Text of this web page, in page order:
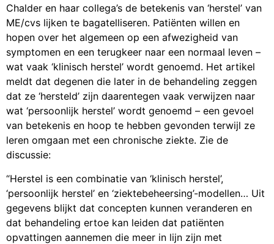
Chalder en haar collega’s de betekenis van ‘herstel’ van
ME/cvs lijken te bagatelliseren. Patiënten willen en
hopen over het algemeen op een afwezigheid van
symptomen en een terugkeer naar een normaal leven –
wat vaak ‘klinisch herstel’ wordt genoemd. Het artikel
meldt dat degenen die later in de behandeling zeggen
dat ze ‘hersteld’ zijn daarentegen vaak verwijzen naar
wat ‘persoonlijk herstel’ wordt genoemd – een gevoel
van betekenis en hoop te hebben gevonden terwijl ze
leren omgaan met een chronische ziekte. Zie de
discussie:
“Herstel is een combinatie van ‘klinisch herstel’,
‘persoonlijk herstel’ en ‘ziektebeheersing’-modellen… Uit
gegevens blijkt dat concepten kunnen veranderen en
dat behandeling ertoe kan leiden dat patiënten
opvattingen aannemen die meer in lijn zijn met